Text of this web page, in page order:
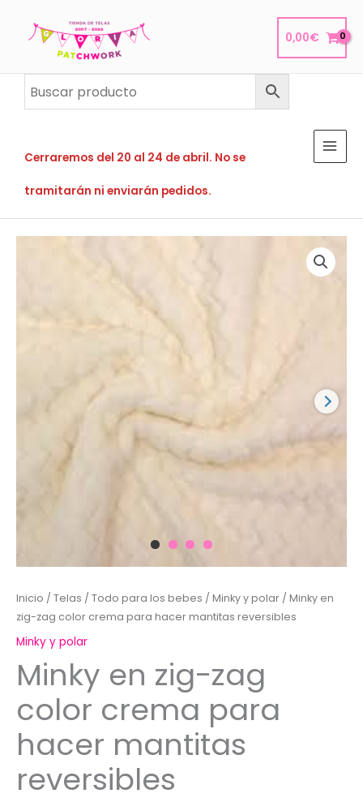
0,00€
Cerraremos del 20 al 24 de abril. No se
tramitarán ni enviarán pedidos.
Inicio / Telas / Todo para los bebes / Minky y polar / Minky en
zig-zag color crema para hacer mantitas reversibles
Minky y polar
Minky en zig-zag
color crema para
hacer mantitas
reversibles